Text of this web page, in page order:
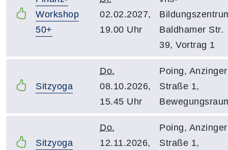
Workshop
50+
02.02.2027,
19.00 Uhr
Baldhamer Str.
39, Vortrag 1
Sitzyoga
Do.
08.10.2026,
15.45 Uhr
Poing, Anzinger
Straße 1,
Sitzyoga
Do.
12.11.2026,
Poing, Anzinger
Straße 1,